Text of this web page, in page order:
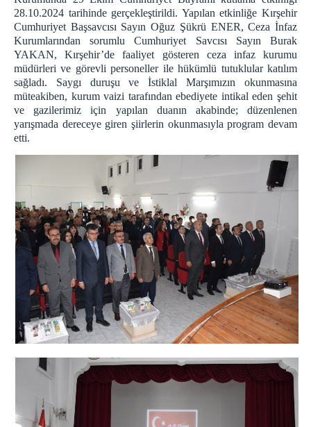
Birimlerimiz
İşyurdu Faaliyetleri
Satış Mağazası
Çini Atölyesi
Ahşap Atölyesi
Ürün Fiyat Listesi
Sağlık Hizmetleri
Psiko Sosyal Servis
Ziyaret Kabul Bürosu
İletişim
28.10.2024 tarihinde gerçekleştirildi. Yapılan etkinliğe Kırşehir
Cumhuriyet Başsavcısı Sayın Oğuz Şükrü ENER, Ceza İnfaz
Kurumlarından sorumlu Cumhuriyet Savcısı Sayın Burak
YAKAN, Kırşehir’de faaliyet gösteren ceza infaz kurumu
müdürleri ve görevli personeller ile hükümlü tutuklular katılım
sağladı. Saygı duruşu ve İstiklal Marşımızın okunmasına
müteakiben, kurum vaizi tarafından ebediyete intikal eden şehit
ve gazilerimiz için yapılan duanın akabinde; düzenlenen
yarışmada dereceye giren şiirlerin okunmasıyla program devam
etti.